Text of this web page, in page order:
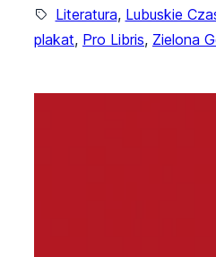
Literatura, Lubuskie
plakat, Pro Libris, Zielona